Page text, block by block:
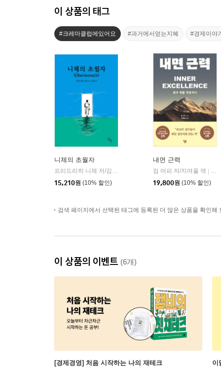
이 상품의 태그
#크레마클럽에있어요 #과거에서얻는지혜 #경제이야
니체의 초월자
프리드리히 니체 저/김철 편역
15,210원 (10% 할인)
내면 근력
짐 머피 저/지여울 역
윌
19,800원 (10% 할인)
검색 페이지에서 선택된 태그에 등록된 더 많은 상품을 확인해
이 상품의 이벤트 (6개)
[경제경영] 처음 시작하는 나의 재테크 이